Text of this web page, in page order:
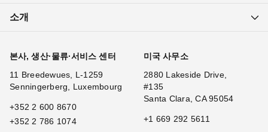
소개
본사, 생산·물류·서비스 센터
11 Breedewues, L-1259
Senningerberg, Luxembourg
+352 2 600 8670
+352 2 786 1074
미국 사무소
2880 Lakeside Drive,
#135
Santa Clara, CA 95054
+1 669 292 5611